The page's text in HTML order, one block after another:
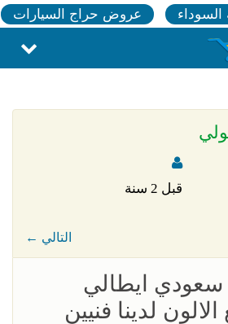
السوداء عروض حراج السيارات
قبل 2 سنة
← التالي
سعودي ايطالي
لدينا فنيين